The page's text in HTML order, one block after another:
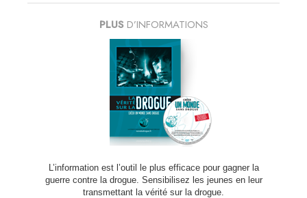
PLUS D’INFORMATIONS
L’information est l’outil le plus efficace pour gagner la
guerre contre la drogue. Sensibilisez les jeunes en leur
transmettant la vérité sur la drogue.